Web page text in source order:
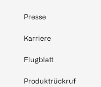
Presse
Karriere
Flugblatt
Produktrückruf